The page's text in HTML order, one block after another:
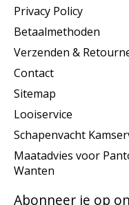
Privacy Policy
Betaalmethoden
Verzenden &
Contact
Sitemap
Looiservice
Schapenvacht
Maatadvies voor
Wanten
Abonneer je op